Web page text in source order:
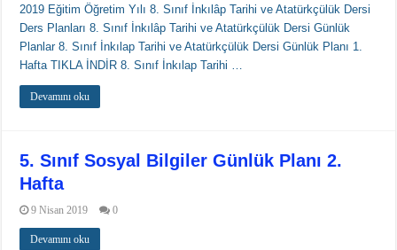
2019 Eğitim Öğretim Yılı 8. Sınıf İnkılâp Tarihi ve Atatürkçülük Dersi
Ders Planları 8. Sınıf İnkılâp Tarihi ve Atatürkçülük Dersi Günlük
Planlar 8. Sınıf İnkılap Tarihi ve Atatürkçülük Dersi Günlük Planı 1.
Hafta TIKLA İNDİR 8. Sınıf İnkılap Tarihi …
Devamını oku
5. Sınıf Sosyal Bilgiler Günlük Planı 2.
Hafta
9 Nisan 2019 0
Devamını oku